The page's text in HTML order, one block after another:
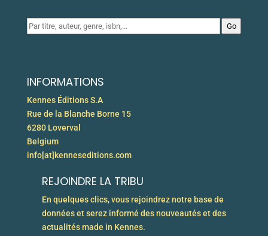
Go
INFORMATIONS
Kennes Éditions S.A
Rue de la Blanche Borne 15
6280 Loverval
Belgium
info[at]kenneseditions.com
REJOINDRE LA TRIBU
En quelques clics, vous rejoindrez notre base de
données et serez informé des nouveautés et des
actualités made in Kennes.